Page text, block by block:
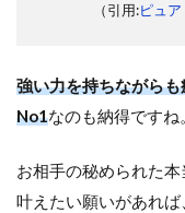
（引用:ピュ
強い力を持ちながら
No1なのも納得ですね。
お相手の秘められた
叶えたい願いがあれ